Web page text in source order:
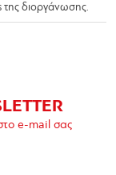
της διοργάνωσης.
e-mail σας